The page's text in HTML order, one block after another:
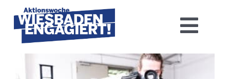
content
Home